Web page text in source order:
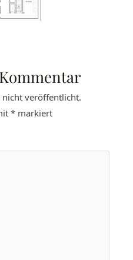
nicht veröffentlicht.
* markiert